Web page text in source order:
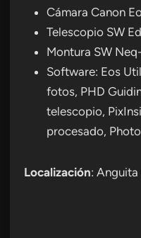
Cámara Canon
Telescopio SW
Montura SW
Software: Eos
fotos, PHD
telescopio,
procesado,
Localización: